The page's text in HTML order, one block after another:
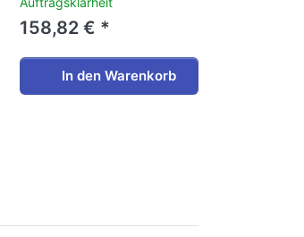
158,82 € *
In den Warenkorb